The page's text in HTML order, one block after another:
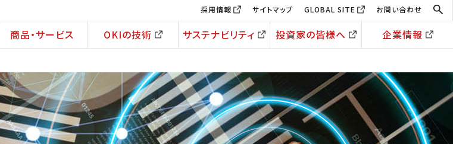
採用情報 サイトマップ GLOBAL SITE お問い合わせ
商品・サービス OKIの技術 サステナビリティ 投資家の皆様へ 企業情報